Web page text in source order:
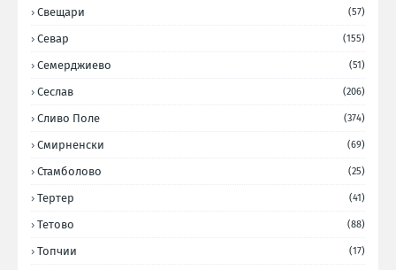
Свещари (57)
Севар (155)
Семерджиево (51)
Сеслав (206)
Сливо Поле (374)
Смирненски (69)
Стамболово (25)
Тертер (41)
Тетово (88)
Топчии (17)